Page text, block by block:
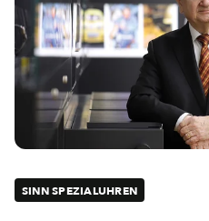
SINN SPEZIALUHREN